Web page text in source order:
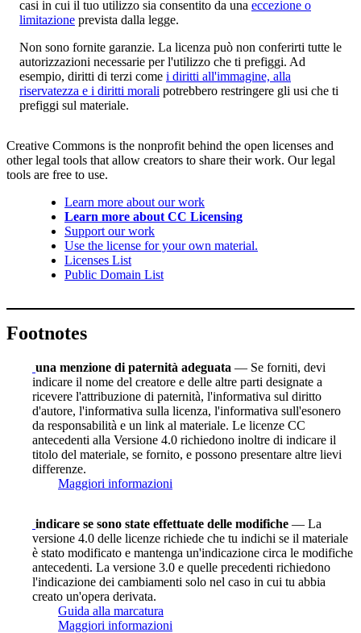
casi in cui il tuo utilizzo sia consentito da una eccezione o
limitazione prevista dalla legge.
Non sono fornite garanzie. La licenza può non conferirti tutte le
autorizzazioni necessarie per l'utilizzo che ti prefiggi. Ad
esempio, diritti di terzi come i diritti all'immagine, alla
riservatezza e i diritti morali potrebbero restringere gli usi che ti
prefiggi sul materiale.
Creative Commons is the nonprofit behind the open licenses and
other legal tools that allow creators to share their work. Our legal
tools are free to use.
Learn more about our work
Learn more about CC Licensing
Support our work
Use the license for your own material.
Licenses List
Public Domain List
Footnotes
una menzione di paternità adeguata — Se forniti, devi
indicare il nome del creatore e delle altre parti designate a
ricevere l'attribuzione di paternità, l'informativa sul diritto
d'autore, l'informativa sulla licenza, l'informativa sull'esonero
da responsabilità e un link al materiale. Le licenze CC
antecedenti alla Versione 4.0 richiedono inoltre di indicare il
titolo del materiale, se fornito, e possono presentare altre lievi
differenze.
Maggiori informazioni
indicare se sono state effettuate delle modifiche — La
versione 4.0 delle licenze richiede che tu indichi se il materiale
è stato modificato e mantenga un'indicazione circa le modifiche
antecedenti. La versione 3.0 e quelle precedenti richiedono
l'indicazione dei cambiamenti solo nel caso in cui tu abbia
creato un'opera derivata.
Guida alla marcatura
Maggiori informazioni